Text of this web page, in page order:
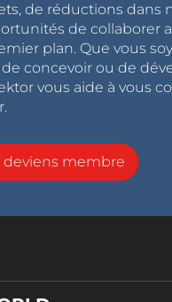
de réductions dans
de collaborer
plan. Que vous
concevoir ou de
vous aide à vous
deviens membre